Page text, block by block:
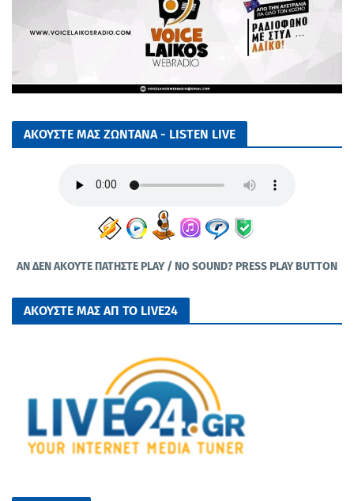
ΑΚΟΥΣΤΕ ΜΑΣ ΖΩΝΤΑΝΑ - LISTEN LIVE
ΑΝ ΔΕΝ ΑΚΟΥΤΕ ΠΑΤΗΣΤΕ PLAY / NO SOUND? PRESS PLAY BUTTON
ΑΚΟΥΣΤΕ ΜΑΣ ΑΠ ΤΟ LIVE24